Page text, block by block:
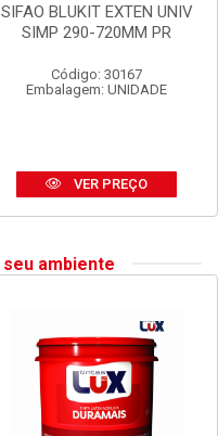
SIFAO BLUKIT EXTEN UNIV
SIMP 290-720MM PR
Código: 30167
Embalagem: UNIDADE
VER PREÇO
ambiente